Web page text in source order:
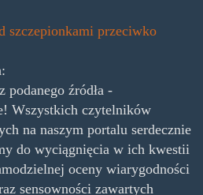
szczepionkami przeciwko
podanego źródła -
Wszystkich czytelników
na naszym portalu serdecznie
do wyciągnięcia w ich kwestii
oceny wiarygodności
sensowności zawartych